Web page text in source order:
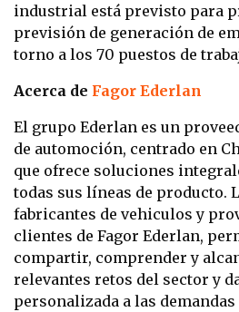
industrial está previsto para
previsión de generación de
torno a los 70 puestos de
Acerca de Fagor Ederlan
El grupo Ederlan es un
de automoción, centrado en
que ofrece soluciones
todas sus líneas de producto.
fabricantes de vehiculos y
clientes de Fagor Ederlan,
compartir, comprender y
relevantes retos del sector y
personalizada a las